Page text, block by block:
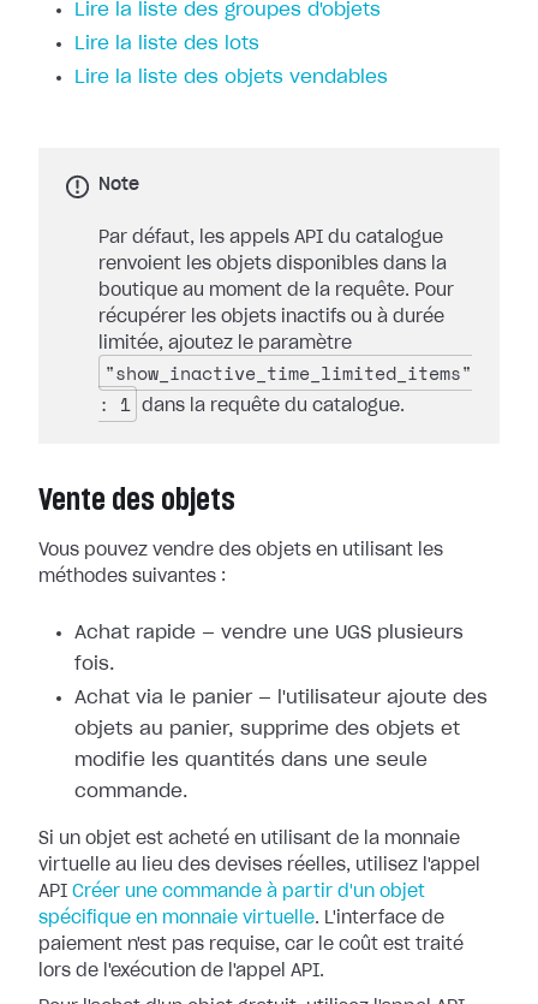
Lire la liste des groupes d'objets
Lire la liste des lots
Lire la liste des objets vendables
Note
Par défaut, les appels API du catalogue
renvoient les objets disponibles dans la
boutique au moment de la requête. Pour
récupérer les objets inactifs ou à durée
limitée, ajoutez le paramètre
"show_inactive_time_limited_items"
: 1
dans la requête du catalogue.
Vente des objets
Vous pouvez vendre des objets en utilisant les
méthodes suivantes :
Achat rapide — vendre une UGS plusieurs
fois.
Achat via le panier — l'utilisateur ajoute des
objets au panier, supprime des objets et
modifie les quantités dans une seule
commande.
Si un objet est acheté en utilisant de la monnaie
virtuelle au lieu des devises réelles, utilisez l'appel
API Créer une commande à partir d'un objet
spécifique en monnaie virtuelle. L'interface de
paiement n'est pas requise, car le coût est traité
lors de l'exécution de l'appel API.